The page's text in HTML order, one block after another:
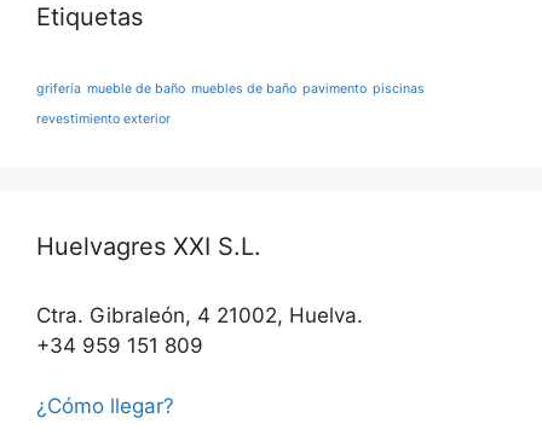
Etiquetas
grifería mueble de baño muebles de baño pavimento piscinas
revestimiento exterior
Huelvagres XXI S.L.
Ctra. Gibraleón, 4 21002, Huelva.
+34 959 151 809
¿Cómo llegar?